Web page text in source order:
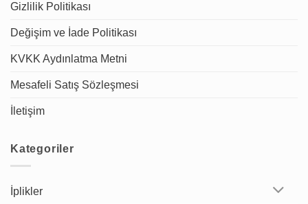
Gizlilik Politikası
Değişim ve İade Politikası
KVKK Aydınlatma Metni
Mesafeli Satış Sözleşmesi
İletişim
Kategoriler
İplikler